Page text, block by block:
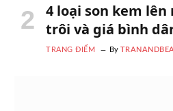
4 loại son kem lên
trôi và giá bình
TRANG ĐIỂM By